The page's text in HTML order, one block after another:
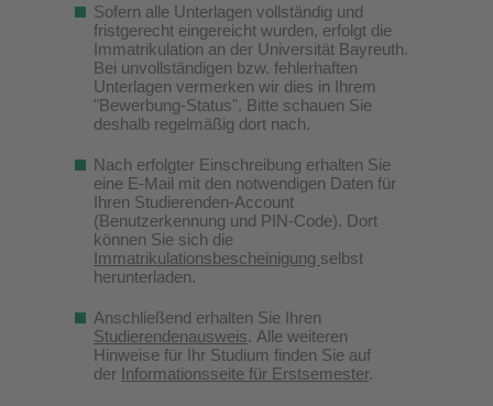
Sofern alle Unterlagen vollständig und
fristgerecht eingereicht wurden, erfolgt die
Immatrikulation an der Universität Bayreuth.
Bei unvollständigen bzw. fehlerhaften
Unterlagen vermerken wir dies in Ihrem
"Bewerbung-Status". Bitte schauen Sie
deshalb regelmäßig dort nach.
Nach erfolgter Einschreibung erhalten Sie
eine E-Mail mit den notwendigen Daten für
Ihren Studierenden-Account
(Benutzerkennung und PIN-Code). Dort
können Sie sich die
Immatrikulationsbescheinigung selbst
herunterladen.
Anschließend erhalten Sie Ihren
Studierendenausweis. Alle weiteren
Hinweise für Ihr Studium finden Sie auf
der Informationsseite für Erstsemester.